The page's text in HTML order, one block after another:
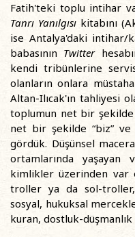
Fatih'teki toplu intihar
Tanrı Yanılgısı kitabını
ise Antalya'daki intihar/
babasının Twitter
kendi tribünlerine
olanların onlara
Altan-Ilıcak'ın tahliyesi
toplumun net bir
net bir şekilde “biz” ve
gördük. Düşünsel
ortamlarında
kimlikler üzerinden var
troller ya da sol-
sosyal, hukuksal
kuran, dostluk-düşmanlık